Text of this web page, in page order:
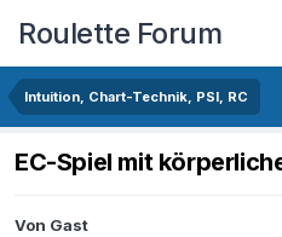
Roulette Forum
Intuition, Chart-Technik, PSI, RC
EC-Spiel mit
Von Gast